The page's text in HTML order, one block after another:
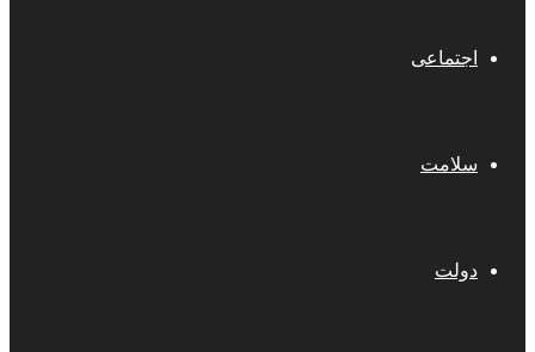
اجتماعی
سلامت
دولت